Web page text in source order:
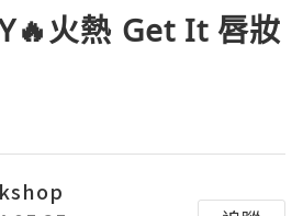
火熱 Get It 唇妝